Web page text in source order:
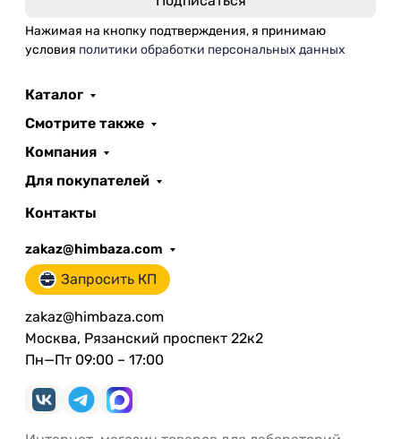
Нажимая на кнопку подтверждения, я принимаю
условия политики обработки персональных данных
Каталог
Смотрите также
Компания
Для покупателей
Контакты
zakaz@himbaza.com
Запросить КП
zakaz@himbaza.com
Москва, Рязанский проспект 22к2
Пн—Пт 09:00 – 17:00